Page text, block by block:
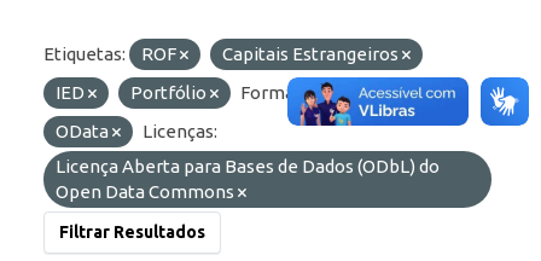
Etiquetas: ROF
Capitais Estrangeiros
IED
Portfólio Formatos:
API
OData
Licenças:
Licença Aberta para Bases de Dados (ODbL) do
Open Data Commons
Filtrar Resultados